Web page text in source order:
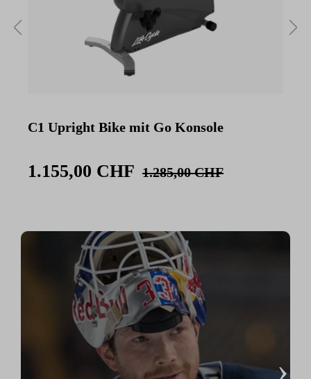
C1 Upright Bike mit Go Konsole
1.155,00 CHF 1.285,00 CHF
›